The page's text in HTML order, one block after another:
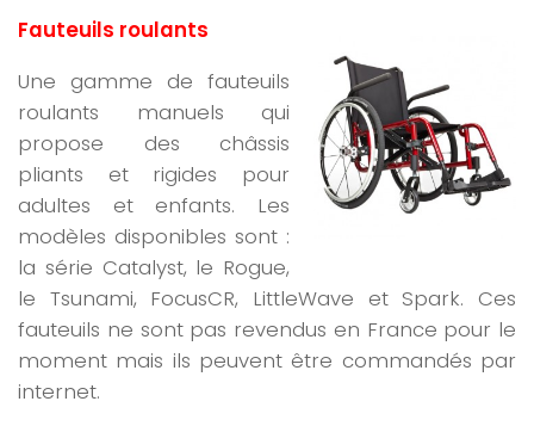
Fauteuils roulants
Une gamme de fauteuils
roulants manuels qui
propose des châssis
pliants et rigides pour
adultes et enfants. Les
modèles disponibles sont :
la série Catalyst, le Rogue,
le Tsunami, FocusCR, LittleWave et Spark. Ces
fauteuils ne sont pas revendus en France pour le
moment mais ils peuvent être commandés par
internet.